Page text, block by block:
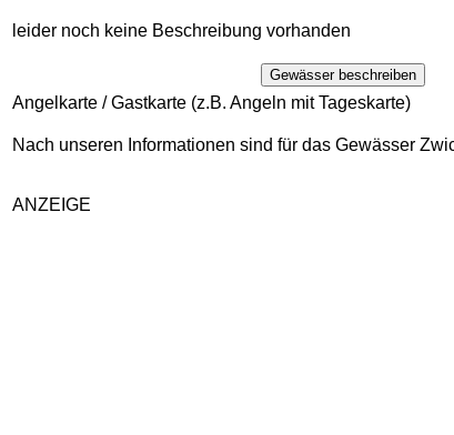
leider noch keine Beschreibung vorhanden
Gewässer beschreiben
Angelkarte / Gastkarte (z.B. Angeln mit Tageskarte)
Nach unseren Informationen sind für das Gewässer
ANZEIGE